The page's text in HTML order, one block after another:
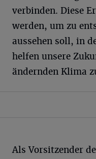
verbinden. Diese
werden, um zu
aussehen soll, in
helfen unsere
ändernden Klima
Als Vorsitzender